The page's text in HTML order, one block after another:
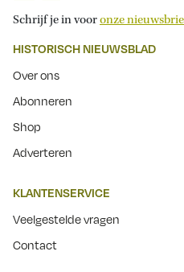
Schrijf je in vooronze
HISTORISCH NIEUWSBLAD
Over ons
Abonneren
Shop
Adverteren
KLANTENSERVICE
Veelgestelde vragen
Contact